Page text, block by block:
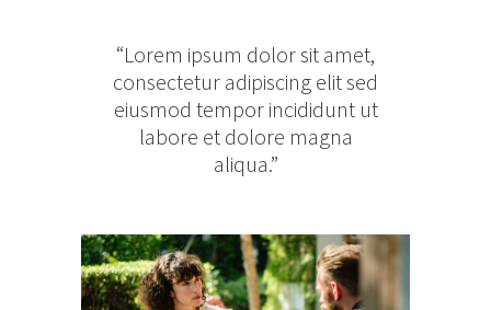
“Lorem ipsum dolor sit amet,
consectetur adipiscing elit sed
eiusmod tempor incididunt ut
labore et dolore magna
aliqua.”